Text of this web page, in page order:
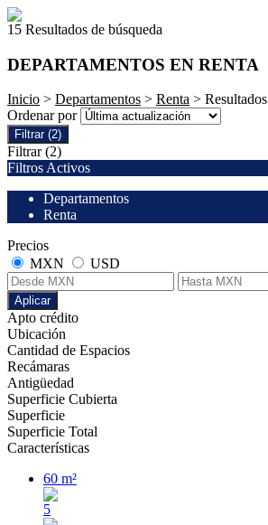
15 Resultados de búsqueda
DEPARTAMENTOS EN RENTA
Inicio > Departamentos > Renta > Resultados
Ordenar por
Filtrar (2)
Filtrar (2)
Filtros Activos
Departamentos
Renta
Precios
MXN
USD
Aplicar
Apto crédito
Ubicación
Cantidad de Espacios
Recámaras
Antigüedad
Superficie Cubierta
Superficie
Superficie Total
Características
60 m²
5